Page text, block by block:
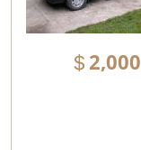
2,000